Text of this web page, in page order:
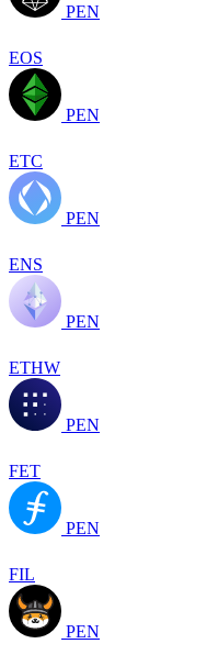
PEN
EOS
PEN
ETC
PEN
ENS
PEN
ETHW
PEN
FET
PEN
FIL
PEN